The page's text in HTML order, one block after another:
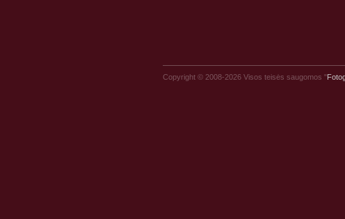
Copyright © 2008-2026 Visos teisės saugomos "